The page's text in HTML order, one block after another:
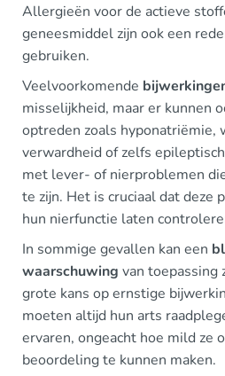
Allergieën voor de actieve
geneesmiddel zijn ook een
gebruiken.
Veelvoorkomende
misselijkheid, maar er kunnen
optreden zoals hyponatriëmie,
verwardheid of zelfs
met lever- of nierproblemen
te zijn. Het is cruciaal dat deze
hun nierfunctie laten
In sommige gevallen kan een
waarschuwing van toepassing
grote kans op ernstige
moeten altijd hun arts
ervaren, ongeacht hoe mild ze
beoordeling te kunnen maken.